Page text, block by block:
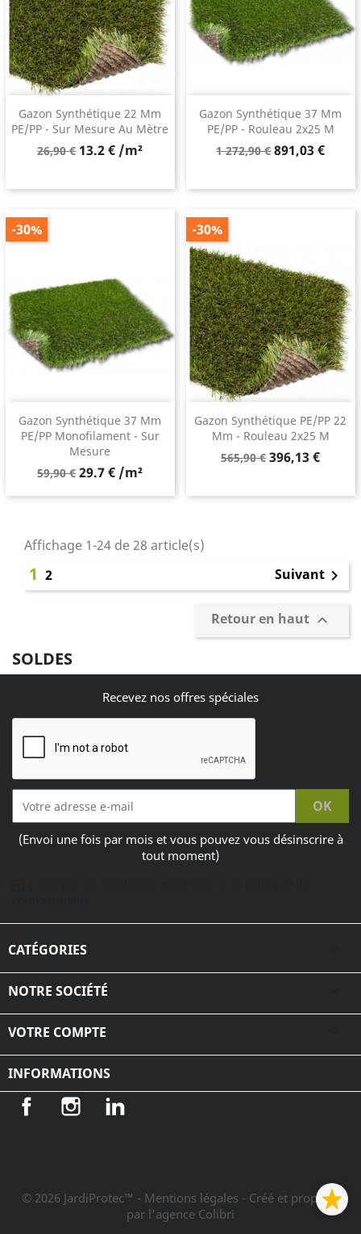
Gazon Synthétique 22 Mm
PE/PP - Sur Mesure Au Mètre
Prix
26,90 € 13.2 € /m²
Gazon Synthétique 37 Mm
PE/PP - Rouleau 2x25 M
Prix
1 272,90 €Prix
891,03 €
Gazon Synthétique 37 Mm
PE/PP Monofilament - Sur
Mesure
Prix
base
59,90 € 29.7 € /m²
-30%
Gazon Synthétique PE/PP 22
Mm - Rouleau 2x25 M
Prix
565,90 €Prix
396,13 €
-30%
Affichage 1-24 de 28 article(s)
1 2 Suivant 
Retour en haut 
SOLDES
Recevez nos offres spéciales
(Envoi une fois par mois et vous pouvez vous désinscrire à
tout moment)
CATÉGORIES
NOTRE SOCIÉTÉ
VOTRE COMPTE
INFORMATIONS
Facebook Instagram
© 2026 JardiProtec™ - Mentions légales - Créé et propulsé
par l'agence Colibri